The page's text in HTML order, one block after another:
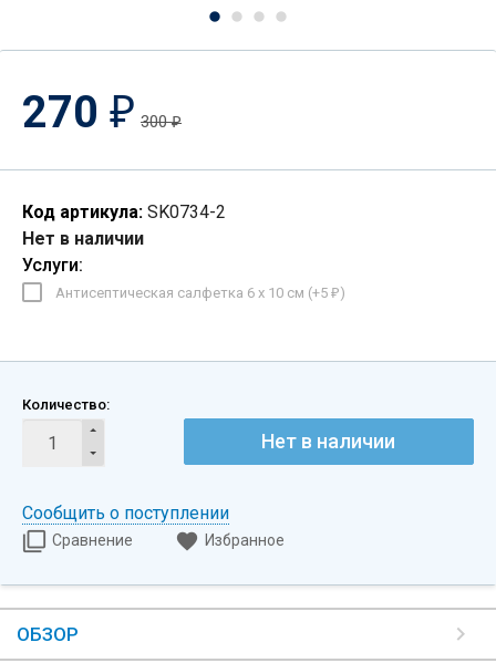
270 ₽ 300₽
Код артикула: SK0734-2
Нет в наличии
Услуги:
Антисептическая салфетка 6 х 10 см (+5 ₽ )
Количество:
Нет в наличии
Сообщить о поступлении
Сравнение Избранное
ОБЗОР